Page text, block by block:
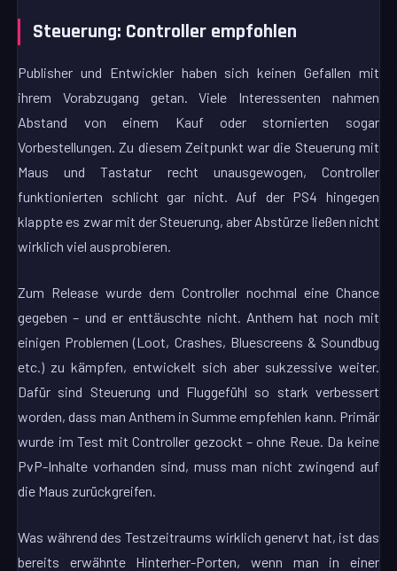
Steuerung: Controller empfohlen
Publisher und Entwickler haben sich keinen Gefallen mit
ihrem Vorabzugang getan. Viele Interessenten nahmen
Abstand von einem Kauf oder stornierten sogar
Vorbestellungen. Zu diesem Zeitpunkt war die Steuerung mit
Maus und Tastatur recht unausgewogen, Controller
funktionierten schlicht gar nicht. Auf der PS4 hingegen
klappte es zwar mit der Steuerung, aber Abstürze ließen nicht
wirklich viel ausprobieren.
Zum Release wurde dem Controller nochmal eine Chance
gegeben – und er enttäuschte nicht. Anthem hat noch mit
einigen Problemen (Loot, Crashes, Bluescreens & Soundbug
etc.) zu kämpfen, entwickelt sich aber sukzessive weiter.
Dafür sind Steuerung und Fluggefühl so stark verbessert
worden, dass man Anthem in Summe empfehlen kann. Primär
wurde im Test mit Controller gezockt – ohne Reue. Da keine
PvP-Inhalte vorhanden sind, muss man nicht zwingend auf
die Maus zurückgreifen.
Was während des Testzeitraums wirklich genervt hat, ist das
bereits erwähnte Hinterher-Porten, wenn man in einer